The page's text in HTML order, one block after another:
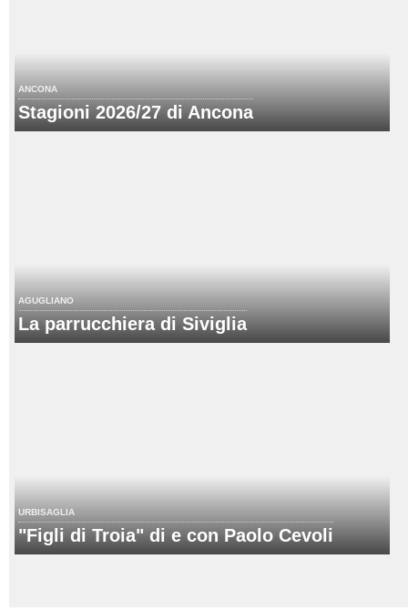
ANCONA
Stagioni 2026/27 di Ancona
AGUGLIANO
La parrucchiera di Siviglia
URBISAGLIA
"Figli di Troia" di e con Paolo Cevoli